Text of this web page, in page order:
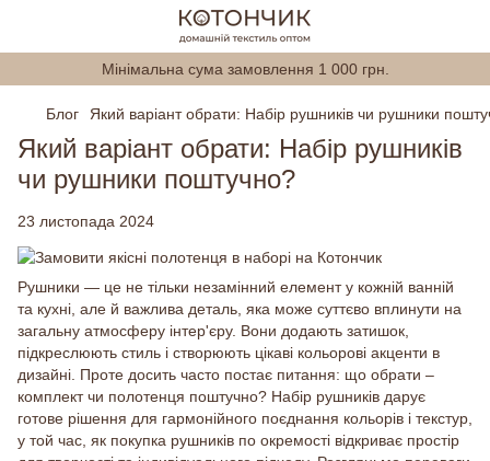
Мінімальна сума замовлення 1 000 грн.
Блог Який варіант обрати: Набір рушників чи рушники
Який варіант обрати: Набір рушників
чи рушники поштучно?
23 листопада 2024
Рушники — це не тільки незамінний елемент у кожній ванній
та кухні, але й важлива деталь, яка може суттєво вплинути на
загальну атмосферу інтер'єру. Вони додають затишок,
підкреслюють стиль і створюють цікаві кольорові акценти в
дизайні. Проте досить часто постає питання: що обрати –
комплект чи полотенця поштучно? Набір рушників дарує
готове рішення для гармонійного поєднання кольорів і текстур,
у той час, як покупка рушників по окремості відкриває простір